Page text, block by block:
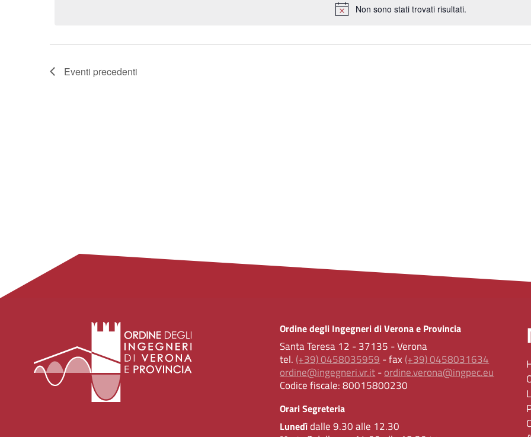
Notice
Non sono stati trovati risultati.
Eventi precedenti
Ordine degli Ingegneri di Verona e Provincia
Santa Teresa 12 - 37135 - Verona
tel. (+39) 0458035959 - fax (+39) 0458031634
ordine@ingegneri.vr.it-ordine.verona@ingpec.eu
Codice fiscale:80015800230
Orari Segreteria
Lunedìdalle 9.30 alle 12.30